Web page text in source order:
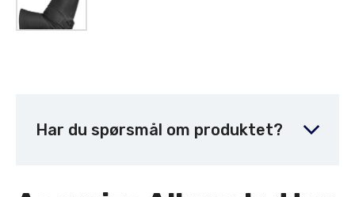
Har du spørsmål om produktet?